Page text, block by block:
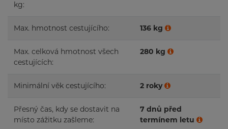
kg:
Max. hmotnost cestujícího: 136 kg
Max. celková hmotnost všech
cestujících:
280 kg
Minimální věk cestujícího: 2 roky
Přesný čas, kdy se dostavit na
místo zážitku zašleme:
7 dnů před
termínem letu